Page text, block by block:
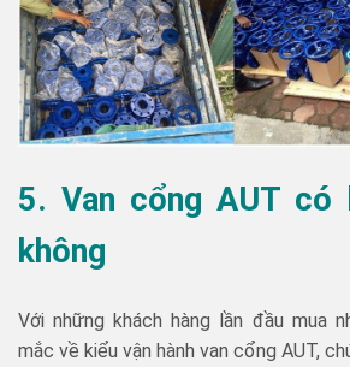
5. Van cổng AUT có
không
Với những khách hàng lần đầu mua
mắc về kiểu vận hành van cổng AUT,